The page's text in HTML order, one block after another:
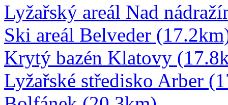
Lyžařský areál Nad
Ski areál Belveder
Krytý bazén Klatovy
Lyžařské středisko Arber